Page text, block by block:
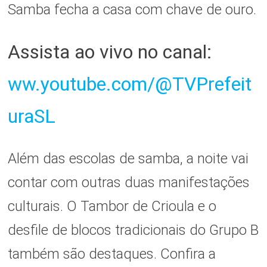
Samba fecha a casa com chave de ouro.
Assista ao vivo no canal:
ww.youtube.com/@TVPrefeit
uraSL
Além das escolas de samba, a noite vai
contar com outras duas manifestações
culturais. O Tambor de Crioula e o
desfile de blocos tradicionais do Grupo B
também são destaques. Confira a